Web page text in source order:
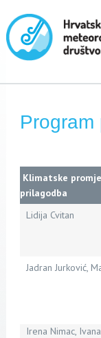
Program
Klimatske
prilagodba
Lidija Cvitan
Jadran Jurković,
Irena Nimac,